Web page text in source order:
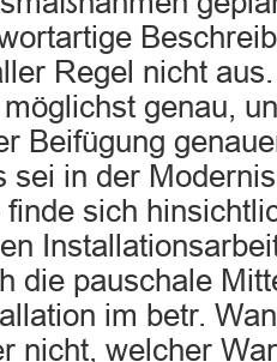
Regel nicht
genau,
Beifügung
sei in der
sich
die pauschale
im betr.
nicht, welcher